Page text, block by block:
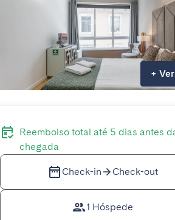
+
Reembolso total até 5 dias antes
chegada
Check-in Check-out
1 Hóspede